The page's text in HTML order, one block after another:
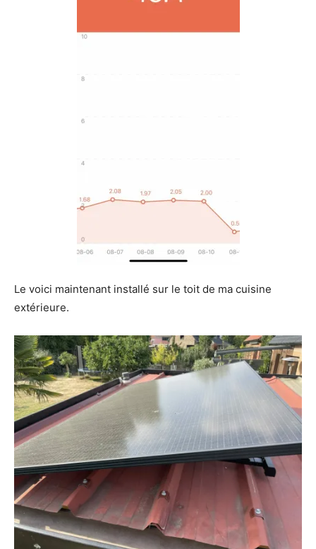
Le voici maintenant installé sur le toit de ma cuisine
extérieure.